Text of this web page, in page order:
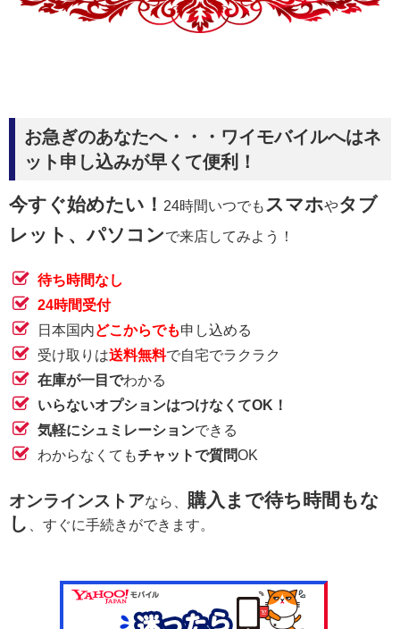
お急ぎのあなたへ・・・ワイモバイルへはネ
ット申し込みが早くて便利！
今すぐ始めたい！ 24時間いつでもスマホやタブ
レット、パソコンで来店してみよう！
待ち時間なし
24時間受付
日本国内どこからでも申し込める
受け取りは送料無料で自宅でラクラク
在庫が一目でわかる
いらないオプションはつけなくてOK！
気軽にシュミレーションできる
わからなくてもチャットで質問OK
オンラインストアなら、 購入まで待ち時間もな
し
、すぐに手続きができます。